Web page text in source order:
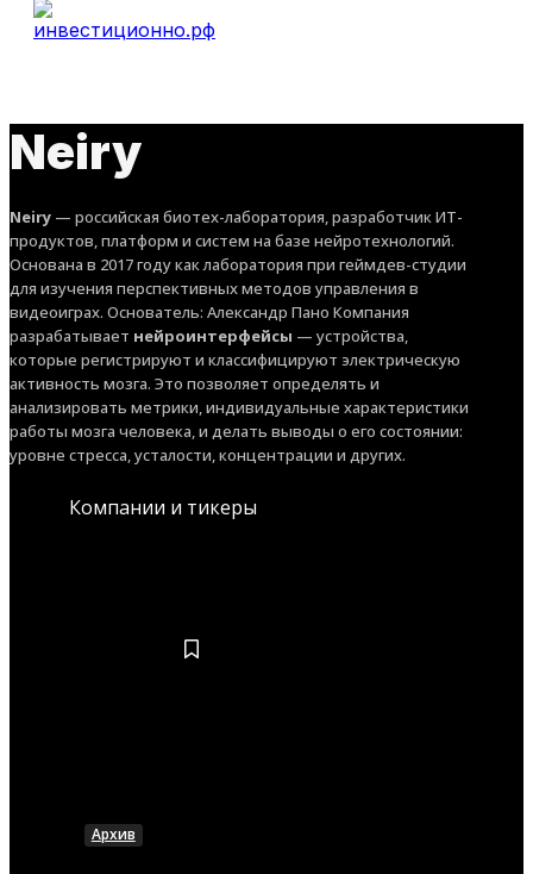
Neiry
Neiry — российская биотех-лаборатория, разработчик ИТ-
продуктов, платформ и систем на базе нейротехнологий.
Основана в 2017 году как лаборатория при геймдев-студии
для изучения перспективных методов управления в
видеоиграх. Основатель: Александр Пано Компания
разрабатывает нейроинтерфейсы — устройства,
которые регистрируют и классифицируют электрическую
активность мозга. Это позволяет определять и
анализировать метрики, индивидуальные характеристики
работы мозга человека, и делать выводы о его состоянии:
уровне стресса, усталости, концентрации и других.
Компании и тикеры
Архив